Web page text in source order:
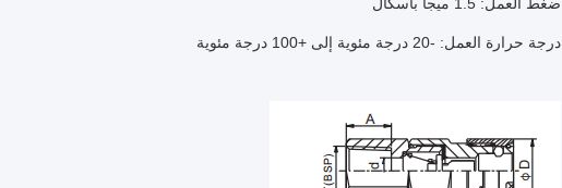
درجة حرارة العمل: -20 درجة مئوية إلى +100 درجة مئوية